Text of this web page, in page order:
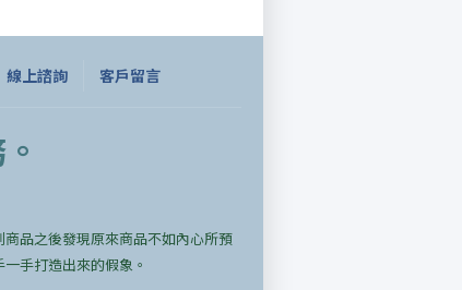
線上諮詢 客戶留言
品之後發現原來商品不如內心所預
手打造出來的假象。